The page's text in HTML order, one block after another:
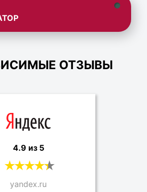
ОТЗЫВЫ
4.9 из 5
yandex.ru